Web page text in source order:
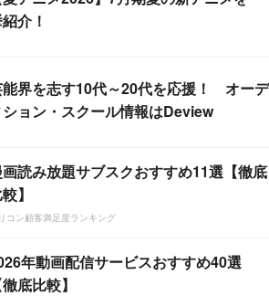
介！
界を志す10代～20代を応援！ オーデ
ション・スクール情報はDeview
読み放題サブスクおすすめ11選【徹底
】
コン顧客満足度ランキング
年動画配信サービスおすすめ40選
徹底比較】